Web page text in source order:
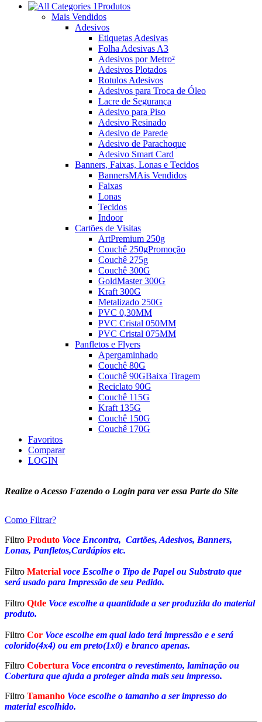
Produtos
Mais Vendidos
Adesivos
Etiquetas Adesivas
Folha Adesivas A3
Adesivos por Metro²
Adesivos Plotados
Rotulos Adesivos
Adesivos para Troca de Óleo
Lacre de Segurança
Adesivo para Piso
Adesivo Resinado
Adesivo de Parede
Adesivo de Parachoque
Adesivo Smart Card
Banners, Faixas, Lonas e Tecidos
BannersMAis Vendidos
Faixas
Lonas
Tecidos
Indoor
Cartões de Visitas
ArtPremium 250g
Couchê 250gPromoção
Couchê 275g
Couchê 300G
GoldMaster 300G
Kraft 300G
Metalizado 250G
PVC 0,30MM
PVC Cristal 050MM
PVC Cristal 075MM
Panfletos e Flyers
Apergaminhado
Couchê 80G
Couchê 90GBaixa Tiragem
Reciclato 90G
Couchê 115G
Kraft 135G
Couchê 150G
Couchê 170G
Favoritos
Comparar
LOGIN
Realize o Acesso Fazendo o Login para ver essa Parte do Site
Como Filtrar?
Filtro Produto Voce Encontra, Cartões, Adesivos, Banners,
Lonas, Panfletos,Cardápios etc.
Filtro Material voce Escolhe o Tipo de Papel ou Substrato que
será usado para Impressão de seu Pedido.
Filtro Qtde Voce escolhe a quantidade a ser produzida do material
produto.
Filtro Cor Voce escolhe em qual lado terá impressão e e será
colorido(4x4) ou em preto(1x0) e branco apenas.
Filtro Cobertura Voce encontra o revestimento, laminação ou
Cobertura que ajuda a proteger ainda mais seu impresso.
Filtro Tamanho Voce escolhe o tamanho a ser impresso do
material escolhido.